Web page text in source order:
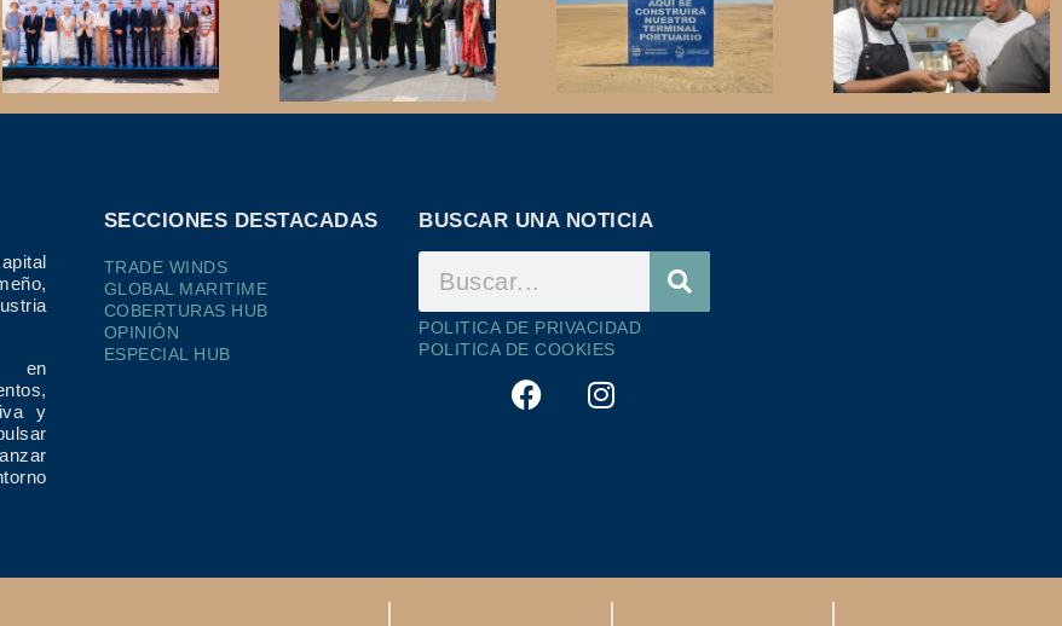
en
y
SECCIONES DESTACADAS
TRADE WINDS
GLOBAL MARITIME
COBERTURAS HUB
OPINIÓN
ESPECIAL HUB
BUSCAR UNA NOTICIA
POLITICA DE PRIVACIDAD
POLITICA DE COOKIES